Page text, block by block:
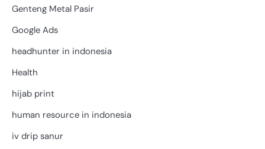
Genteng Metal Pasir
Google Ads
headhunter in indonesia
Health
hijab print
human resource in indonesia
iv drip sanur